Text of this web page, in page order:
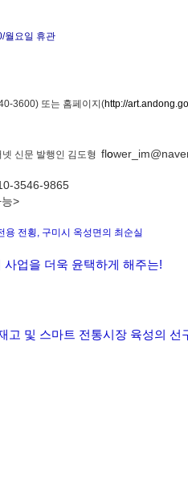
월요일 휴관
3600) 또는 홈페이지(http://
신문 발행인 김도형 flo
3546-9865
>
전횡, 구미시 옥성면의 최순실
업을 더욱 윤택하게 해주는!
고 및 스마트 전통시장 육성의 선